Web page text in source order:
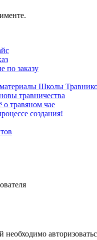
по заказу
Школы
травничества
о травяном чае
создания!